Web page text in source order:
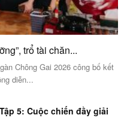
trổ tài chăn...
Chông Gai 2026 công bố kết
diễn...
5: Cuộc chiến đầy giải